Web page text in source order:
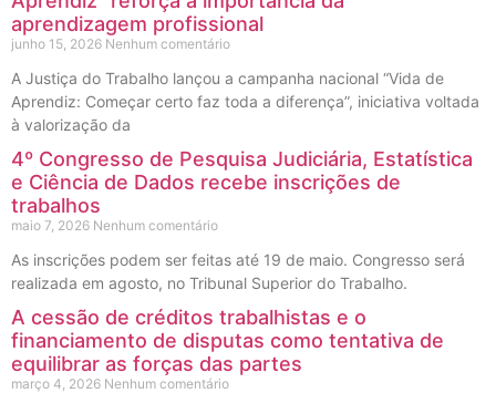
aprendizagem profissional
junho 15, 2026 Nenhum comentário
A Justiça do Trabalho lançou a campanha nacional “Vida de
Aprendiz: Começar certo faz toda a diferença”, iniciativa voltada
à valorização da
4º Congresso de Pesquisa Judiciária, Estatística
e Ciência de Dados recebe inscrições de
trabalhos
maio 7, 2026 Nenhum comentário
As inscrições podem ser feitas até 19 de maio. Congresso será
realizada em agosto, no Tribunal Superior do Trabalho.
A cessão de créditos trabalhistas e o
financiamento de disputas como tentativa de
equilibrar as forças das partes
março 4, 2026 Nenhum comentário